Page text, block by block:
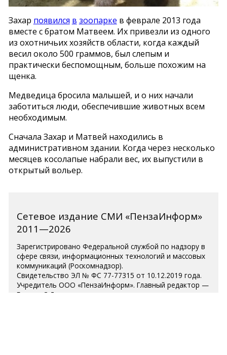
Захар появился в зоопарке в феврале 2013 года
вместе с братом Матвеем. Их привезли из одного
из охотничьих хозяйств области, когда каждый
весил около 500 граммов, был слепым и
практически беспомощным, больше похожим на
щенка.
Медведица бросила малышей, и о них начали
заботиться люди, обеспечившие животных всем
необходимым.
Сначала Захар и Матвей находились в
административном здании. Когда через несколько
месяцев косолапые набрали вес, их выпустили в
открытый вольер.
Сетевое издание СМИ «ПензаИнформ»
2011—2026
Зарегистрировано Федеральной службой по надзору в
сфере связи, информационных технологий и массовых
коммуникаций (Роскомнадзор).
Свидетельство ЭЛ № ФС 77-77315 от 10.12.2019 года.
Учредитель ООО «ПензаИнформ». Главный редактор —
Белова С.Д.